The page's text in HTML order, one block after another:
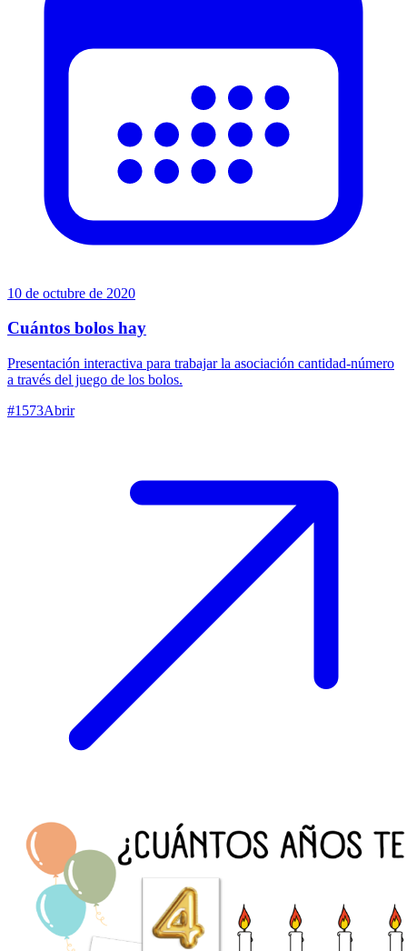
10 de octubre de 2020
Cuántos bolos hay
Presentación interactiva para trabajar la asociación cantidad-número
a través del juego de los bolos.
#1573Abrir